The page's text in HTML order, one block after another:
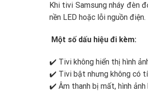
Khi tivi Samsung nháy đèn
nền LED hoặc lỗi nguồn điện.
Một số dấu hiệu đi kèm:
✔️ Tivi không hiển thị hình
✔️ Tivi bật nhưng không có
✔️ Âm thanh bị mất, hình ảnh